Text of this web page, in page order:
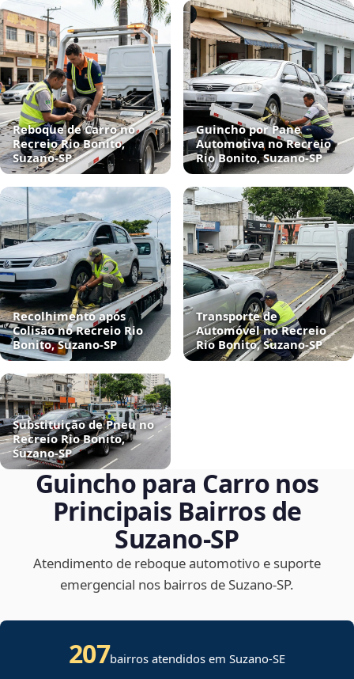
Reboque de Carro no
Recreio Rio Bonito,
Suzano‑SP
Guincho por Pane
Automotiva no Recreio
Rio Bonito, Suzano‑SP
Recolhimento após
Colisão no Recreio Rio
Bonito, Suzano‑SP
Transporte de
Automóvel no Recreio
Rio Bonito, Suzano‑SP
Substituição de Pneu no
Recreio Rio Bonito,
Suzano‑SP
Guincho para Carro nos
Principais Bairros de
Suzano‑SP
Atendimento de reboque automotivo e suporte
emergencial nos bairros de Suzano‑SP.
207bairros atendidos emSuzano-SE